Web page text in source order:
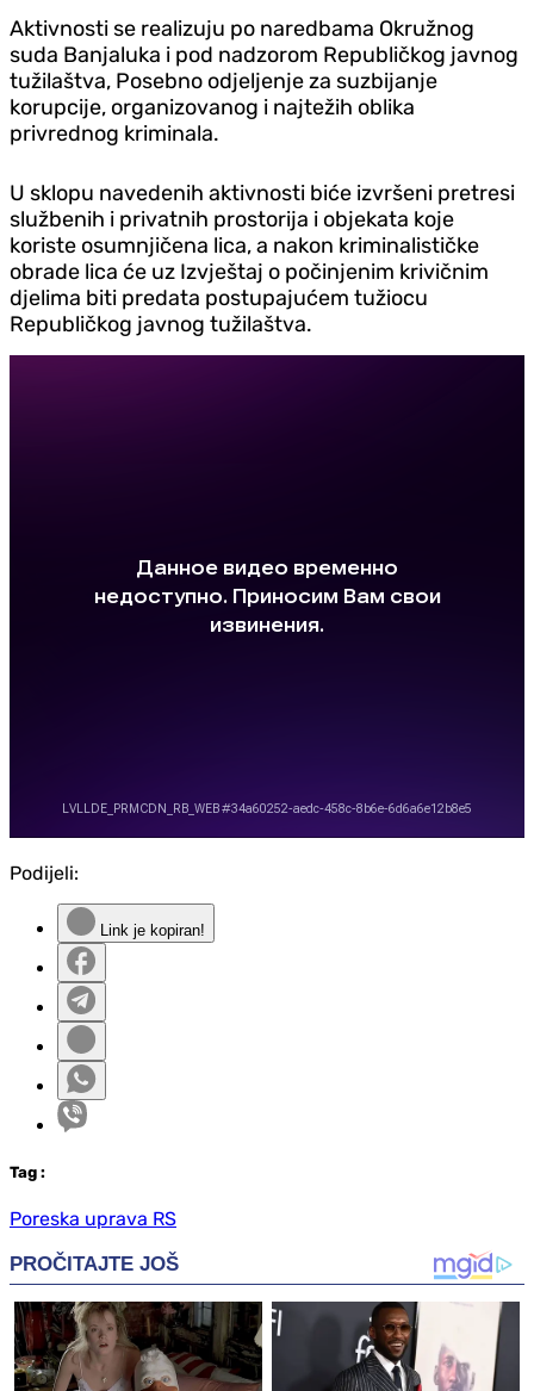
Aktivnosti se realizuju po naredbama Okružnog
suda Banjaluka i pod nadzorom Republičkog javnog
tužilaštva, Posebno odjeljenje za suzbijanje
korupcije, organizovanog i najtežih oblika
privrednog kriminala.
U sklopu navedenih aktivnosti biće izvršeni pretresi
službenih i privatnih prostorija i objekata koje
koriste osumnjičena lica, a nakon kriminalističke
obrade lica će uz Izvještaj o počinjenim krivičnim
djelima biti predata postupajućem tužiocu
Republičkog javnog tužilaštva.
Podijeli:
Link je kopiran!
Tag :
Poreska uprava RS